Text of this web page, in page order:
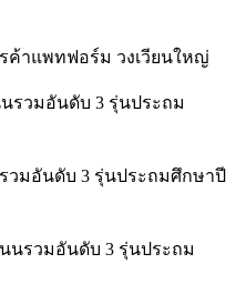
ค้าแพทฟอร์ม วงเวียนใหญ่
รวมอันดับ 3 รุ่นประถม
วมอันดับ 3 รุ่นประถมศึกษาปี
รวมอันดับ 3 รุ่นประถม